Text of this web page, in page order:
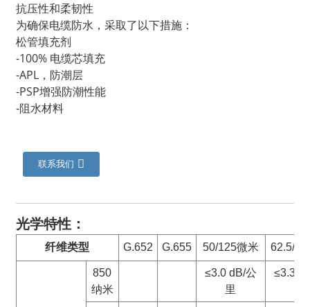
抗压性和柔韧性
为确保电缆防水，采取了以下措施：
松管填充剂
-100% 电缆芯填充
-APL，防潮层
-PSP增强防潮性能
-阻水材料
联系我们
光学特性：
纤维类型 G.652 G.655 50/125微米 62.5/
850
纳米
≤3.0 dB/公
里
≤3.3